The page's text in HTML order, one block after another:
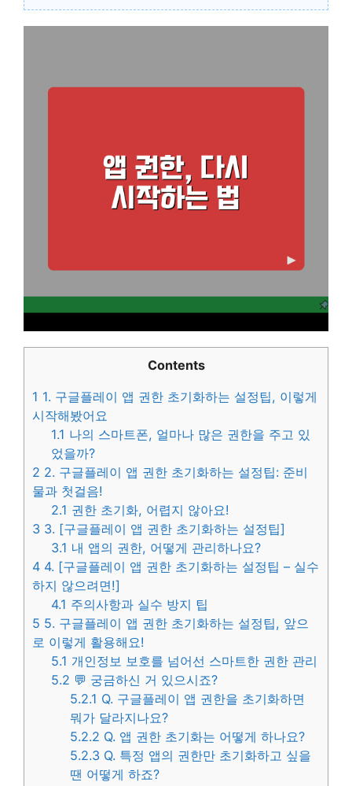
Contents
1 1. 구글플레이 앱 권한 초기화하는 설정팁, 이렇게
시작해봤어요
1.1 나의 스마트폰, 얼마나 많은 권한을 주고 있
었을까?
2 2. 구글플레이 앱 권한 초기화하는 설정팁: 준비
물과 첫걸음!
2.1 권한 초기화, 어렵지 않아요!
3 3. [구글플레이 앱 권한 초기화하는 설정팁]
3.1 내 앱의 권한, 어떻게 관리하나요?
4 4. [구글플레이 앱 권한 초기화하는 설정팁 – 실수
하지 않으려면!]
4.1 주의사항과 실수 방지 팁
5 5. 구글플레이 앱 권한 초기화하는 설정팁, 앞으
로 이렇게 활용해요!
5.1 개인정보 보호를 넘어선 스마트한 권한 관리
5.2 💬 궁금하신 거 있으시죠?
5.2.1 Q. 구글플레이 앱 권한을 초기화하면
뭐가 달라지나요?
5.2.2 Q. 앱 권한 초기화는 어떻게 하나요?
5.2.3 Q. 특정 앱의 권한만 초기화하고 싶을
땐 어떻게 하죠?